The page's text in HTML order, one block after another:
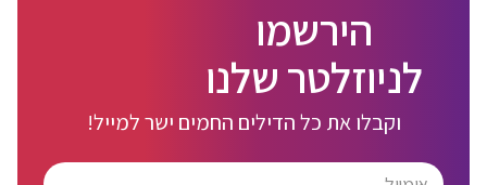
הירשמו
לניוזלטר שלנו
וקבלו את כל הדילים החמים ישר למייל!